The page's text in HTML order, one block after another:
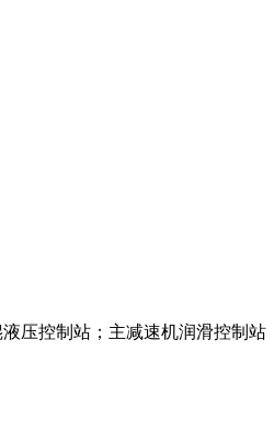
压控制站；主减速机润滑控制